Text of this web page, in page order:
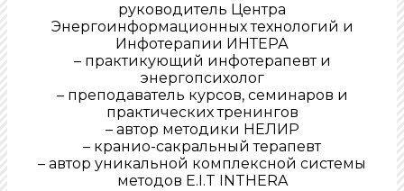
руководитель Центра
Энергоинформационных технологий и
Инфотерапии ИНТЕРА
– практикующий инфотерапевт и
энергопсихолог
– преподаватель курсов, семинаров и
практических тренингов
– автор методики НЕЛИР
– кранио-сакральный терапевт
– автор уникальной комплексной системы
методов E.I.T INTHERA